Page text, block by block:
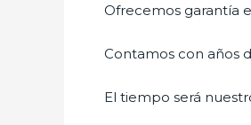
Ofrecemos garantía
Contamos con años
El tiempo será